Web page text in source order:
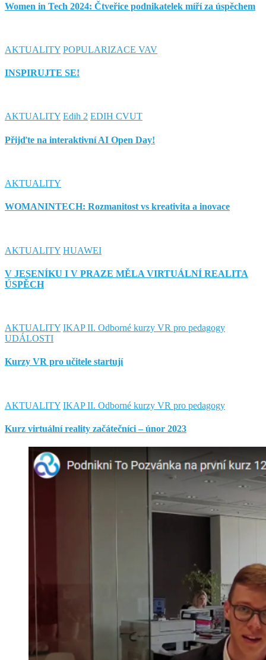
Women in Tech 2024: Čtveřice podnikatelek míří za úspěchem
AKTUALITY POPULARIZACE VAV
INSPIRUJTE SE!
AKTUALITY Edih 2 EDIH CVUT
Přijďte na interaktivní AI Open Day!
AKTUALITY
WOMANINTECH: Rozmanitost vs kreativita a inovace
AKTUALITY HUAWEI
V JESENÍKU I V PRAZE MĚLA VIRTUÁLNÍ REALITA
ÚSPĚCH
AKTUALITY IKAP II. Odborné kurzy VR pro pedagogy
UDÁLOSTI
Kurzy VR pro učitele startují
AKTUALITY IKAP II. Odborné kurzy VR pro pedagogy
Kurz virtuální reality začátečníci – únor 2023